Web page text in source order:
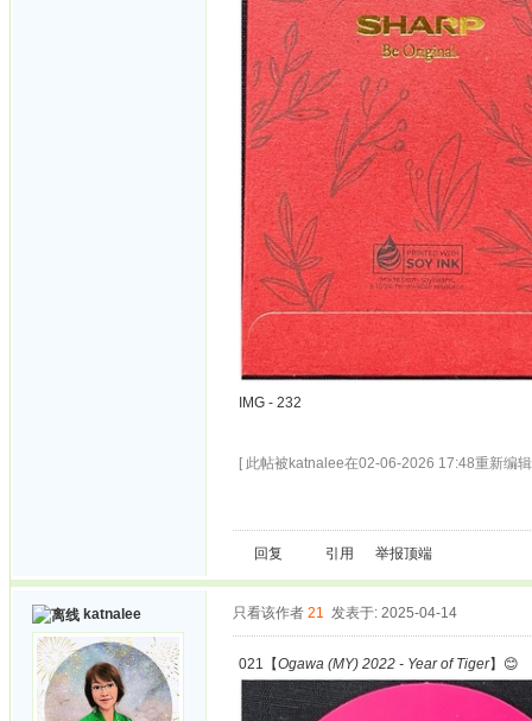
IMG - 232
[ 此帖被katnalee在02-06-2026 17:48重新编
回复 引用 举报顶端
katnalee 只看该作者 21 发表于: 2025-04-14
021【Ogawa (MY) 2022 - Year of Tiger】😊